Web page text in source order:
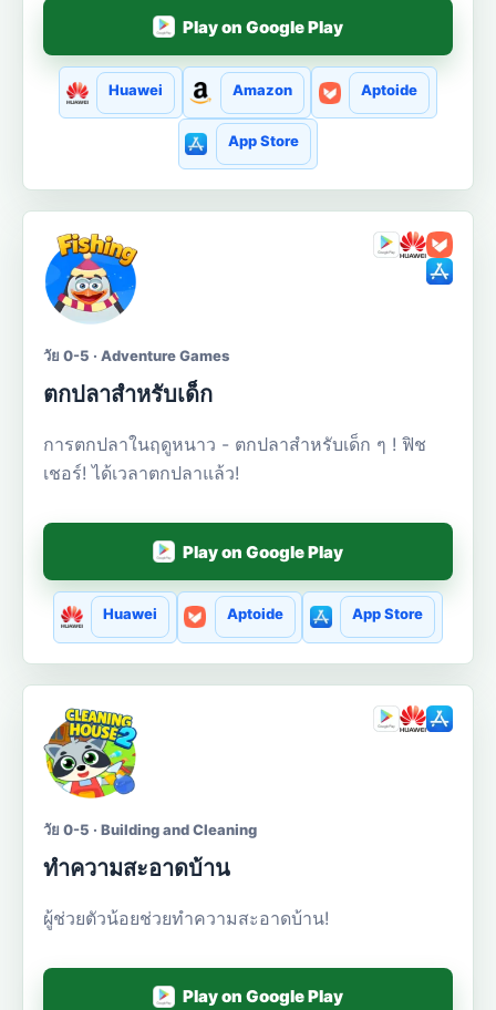
Play on Google Play
Huawei Amazon Aptoide
App Store
วัย 0-5 · Adventure Games
ตกปลาสำหรับเด็ก
การตกปลาในฤดูหนาว - ตกปลาสำหรับเด็ก ๆ ! ฟิช
เชอร์! ได้เวลาตกปลาแล้ว!
Play on Google Play
Huawei Aptoide App Store
วัย 0-5 · Building and Cleaning
ทำความสะอาดบ้าน
ผู้ช่วยตัวน้อยช่วยทำความสะอาดบ้าน!
Play on Google Play